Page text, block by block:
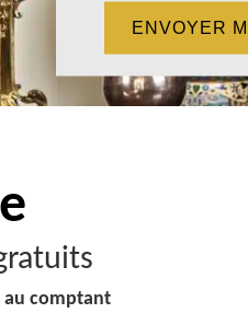
au comptant